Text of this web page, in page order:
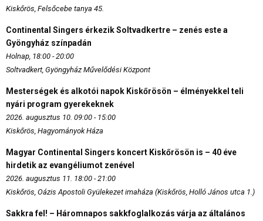
Kiskőrös, Felsőcebe tanya 45.
Continental Singers érkezik Soltvadkertre – zenés este a
Gyöngyház színpadán
Holnap, 18:00 - 20:00
Soltvadkert, Gyöngyház Művelődési Központ
Mesterségek és alkotói napok Kiskőrösön – élményekkel teli
nyári program gyerekeknek
2026. augusztus 10. 09:00 - 15:00
Kiskőrös, Hagyományok Háza
Magyar Continental Singers koncert Kiskőrösön is – 40 éve
hirdetik az evangéliumot zenével
2026. augusztus 11. 18:00 - 21:00
Kiskőrös, Oázis Apostoli Gyülekezet imaháza (Kiskőrös, Holló János utca 1.)
Sakkra fel! – Háromnapos sakkfoglalkozás várja az általános